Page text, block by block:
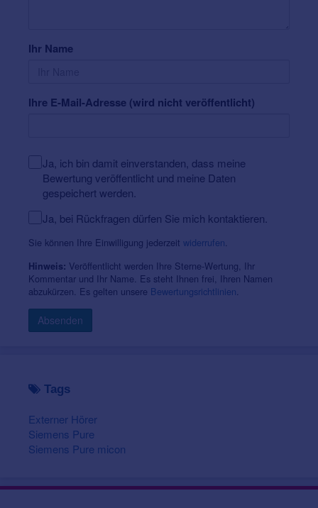
Ihr Name
Ihre E-Mail-Adresse (wird nicht veröffentlicht)
Ja, ich bin damit einverstanden, dass meine
Bewertung veröffentlicht und meine Daten
gespeichert werden.
Ja, bei Rückfragen dürfen Sie mich kontaktieren.
Sie können Ihre Einwilligung jederzeit widerrufen
Hinweis: Veröffentlicht werden Ihre Sterne-Wertung, Ihr
Kommentar und Ihr Name. Es steht Ihnen frei, Ihren Namen
abzukürzen. Es gelten unsere Bewertungsrichtlinien
Absenden
Tags
Externer Hörer
Siemens Pure
Siemens Pure micon